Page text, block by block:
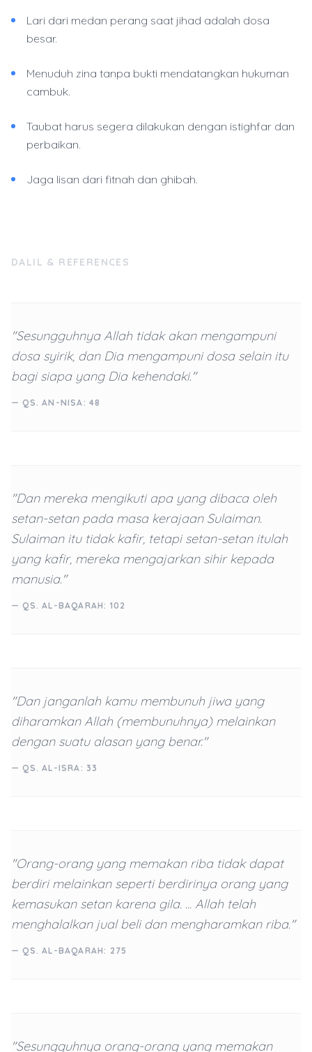
Lari dari medan perang saat jihad adalah dosa
besar.
Menuduh zina tanpa bukti mendatangkan hukuman
cambuk.
Taubat harus segera dilakukan dengan istighfar dan
perbaikan.
Jaga lisan dari fitnah dan ghibah.
DALIL & REFERENCES
"Sesungguhnya Allah tidak akan mengampuni
dosa syirik, dan Dia mengampuni dosa selain itu
bagi siapa yang Dia kehendaki."
— QS. AN-NISA: 48
"Dan mereka mengikuti apa yang dibaca oleh
setan-setan pada masa kerajaan Sulaiman.
Sulaiman itu tidak kafir, tetapi setan-setan itulah
yang kafir, mereka mengajarkan sihir kepada
manusia."
— QS. AL-BAQARAH: 102
"Dan janganlah kamu membunuh jiwa yang
diharamkan Allah (membunuhnya) melainkan
dengan suatu alasan yang benar."
— QS. AL-ISRA: 33
"Orang-orang yang memakan riba tidak dapat
berdiri melainkan seperti berdirinya orang yang
kemasukan setan karena gila. ... Allah telah
menghalalkan jual beli dan mengharamkan riba."
— QS. AL-BAQARAH: 275
"Sesungguhnya orang-orang yang memakan